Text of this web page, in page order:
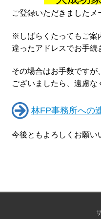
ご登録いただきました
※しばらくたってもご案
違ったアドレスでお手続
その場合はお手数です
ございましたら、遠慮
林FP事務所への
今後ともよろしくお願い